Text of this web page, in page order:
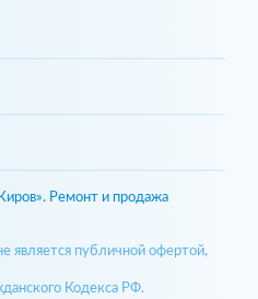
Ремонт и продажа
является публичной офертой,
Кодекса РФ.